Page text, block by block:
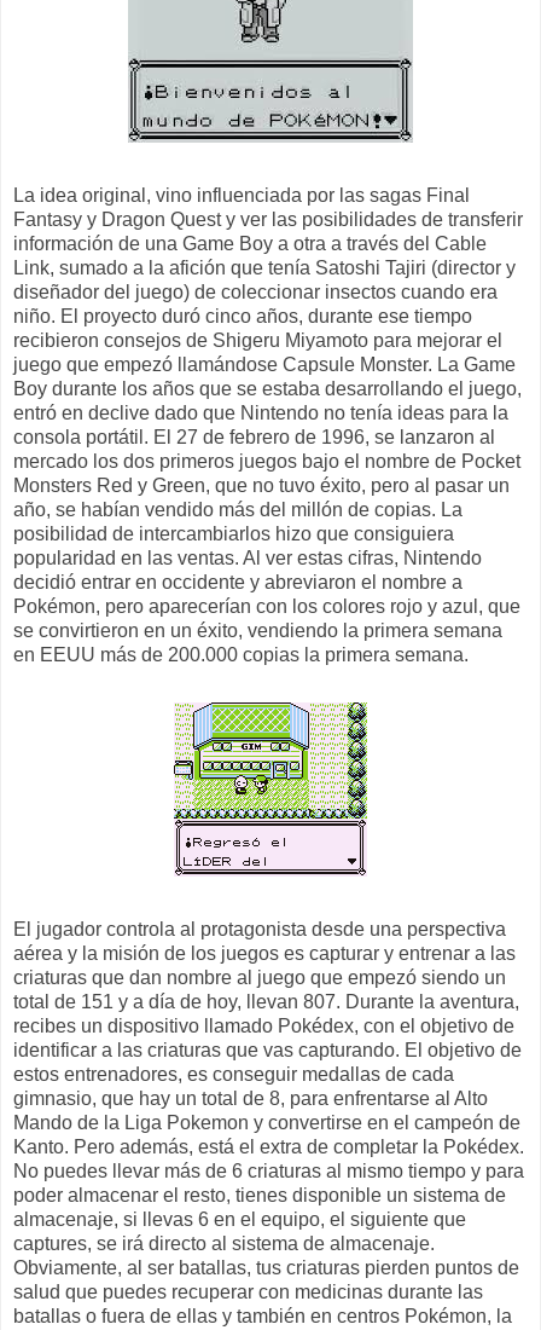
La idea original, vino influenciada por las sagas Final
Fantasy y Dragon Quest y ver las posibilidades de transferir
información de una Game Boy a otra a través del Cable
Link, sumado a la afición que tenía Satoshi Tajiri (director y
diseñador del juego) de coleccionar insectos cuando era
niño. El proyecto duró cinco años, durante ese tiempo
recibieron consejos de Shigeru Miyamoto para mejorar el
juego que empezó llamándose Capsule Monster. La Game
Boy durante los años que se estaba desarrollando el juego,
entró en declive dado que Nintendo no tenía ideas para la
consola portátil. El 27 de febrero de 1996, se lanzaron al
mercado los dos primeros juegos bajo el nombre de Pocket
Monsters Red y Green, que no tuvo éxito, pero al pasar un
año, se habían vendido más del millón de copias. La
posibilidad de intercambiarlos hizo que consiguiera
popularidad en las ventas. Al ver estas cifras, Nintendo
decidió entrar en occidente y abreviaron el nombre a
Pokémon, pero aparecerían con los colores rojo y azul, que
se convirtieron en un éxito, vendiendo la primera semana
en EEUU más de 200.000 copias la primera semana.
El jugador controla al protagonista desde una perspectiva
aérea y la misión de los juegos es capturar y entrenar a las
criaturas que dan nombre al juego que empezó siendo un
total de 151 y a día de hoy, llevan 807. Durante la aventura,
recibes un dispositivo llamado Pokédex, con el objetivo de
identificar a las criaturas que vas capturando. El objetivo de
estos entrenadores, es conseguir medallas de cada
gimnasio, que hay un total de 8, para enfrentarse al Alto
Mando de la Liga Pokemon y convertirse en el campeón de
Kanto. Pero además, está el extra de completar la Pokédex.
No puedes llevar más de 6 criaturas al mismo tiempo y para
poder almacenar el resto, tienes disponible un sistema de
almacenaje, si llevas 6 en el equipo, el siguiente que
captures, se irá directo al sistema de almacenaje.
Obviamente, al ser batallas, tus criaturas pierden puntos de
salud que puedes recuperar con medicinas durante las
batallas o fuera de ellas y también en centros Pokémon, la